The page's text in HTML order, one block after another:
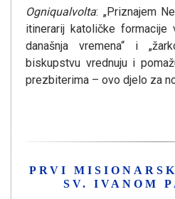
Ogniqualvolta: „Priznajem
itinerarij katoličke
današnja vremena“ i
biskupstvu vrednuju i
prezbiterima – ovo djelo za
PRVI
SV. IVANOM